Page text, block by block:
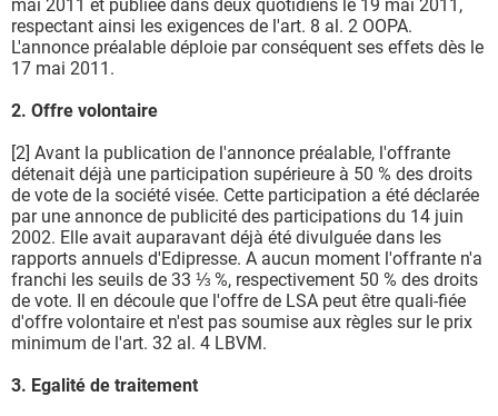
mai 2011 et publiée dans deux quotidiens le 19 mai 2011,
respectant ainsi les exigences de l'art. 8 al. 2 OOPA.
L'annonce préalable déploie par conséquent ses effets dès le
17 mai 2011.
2. Offre volontaire
[2] Avant la publication de l'annonce préalable, l'offrante
détenait déjà une participation supérieure à 50 % des droits
de vote de la société visée. Cette participation a été déclarée
par une annonce de publicité des participations du 14 juin
2002. Elle avait auparavant déjà été divulguée dans les
rapports annuels d'Edipresse. A aucun moment l'offrante n'a
franchi les seuils de 33 ⅓ %, respectivement 50 % des droits
de vote. Il en découle que l'offre de LSA peut être quali-fiée
d'offre volontaire et n'est pas soumise aux règles sur le prix
minimum de l'art. 32 al. 4 LBVM.
3. Egalité de traitement